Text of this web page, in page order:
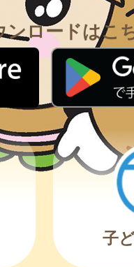
ロードはこ
子